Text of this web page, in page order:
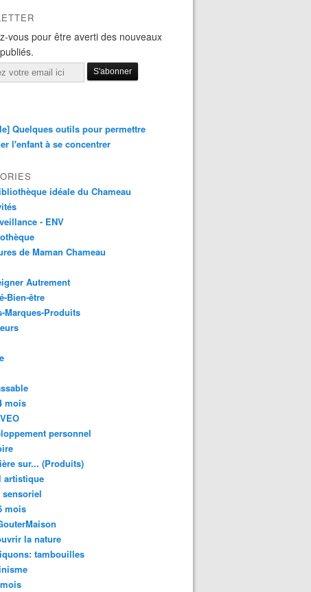
vous pour être averti des nouveaux
Quelques outils pour permettre
l'enfant à se concentrer
idéale du Chameau
- ENV
de Maman Chameau
Autrement
Bien-être
Marques-Produits
mois
personnel
sur... (Produits)
artistique
sensoriel
mois
la nature
tambouilles